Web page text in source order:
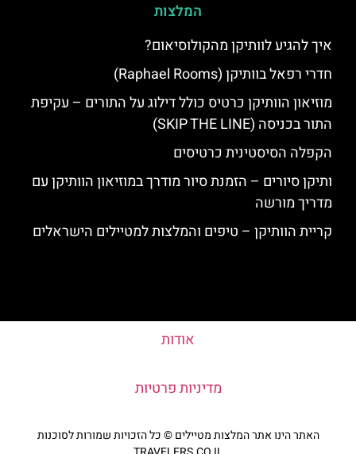
המלצות
איך להגיע לוותיקן מהקולוסיאום?
חדרי רפאל בוותיקן (Raphael Rooms)
מוזיאון הוותיקן כרטיס כולל דילוג על התורים – עקיפת
התור בכניסה (SKIP THE LINE)
הקפלה הסיסטינית כרטיסים
ותיקן סיורים – הזמנת סיור מודרך במוזיאון הוותיקן עם
מדריך מורשה
קריית הוותיקן – טיפים והמלצות למטיילים הישראלים
אודות
מדיניות פרטיות
האתר הינו אתר המלצות מטיילים © כל הזכויות שמורות לסוכנות